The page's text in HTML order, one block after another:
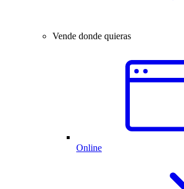
Vende donde quieras
Online